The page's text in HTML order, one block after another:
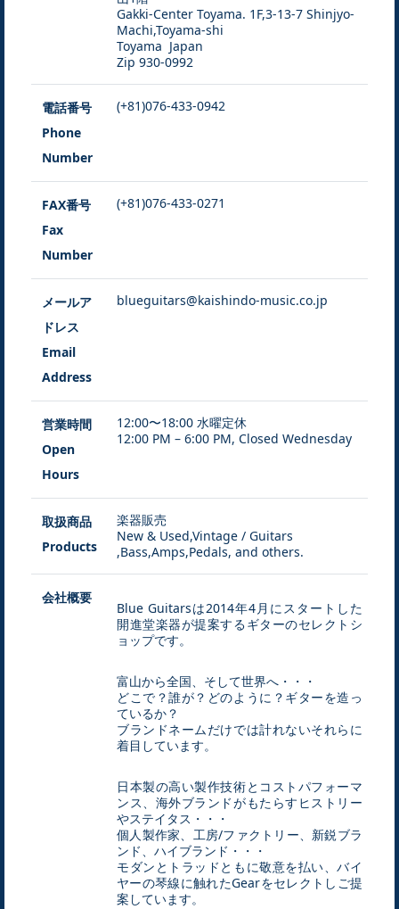
Gakki-Center Toyama. 1F,3-13-7 Shinjyo-
Machi,Toyama-shi
Toyama Japan
Zip 930-0992
電話番号
Phone
Number
(+81)076-433-0942
FAX番号
Fax
Number
(+81)076-433-0271
メールア
ドレス
Email
Address
blueguitars@kaishindo-music.co.jp
営業時間
Open
Hours
12:00〜18:00 水曜定休
12:00 PM – 6:00 PM, Closed Wednesday
取扱商品
Products
楽器販売
New & Used,Vintage / Guitars
,Bass,Amps,Pedals, and others.
会社概要
Blue Guitarsは2014年4月にスタートした
開進堂楽器が提案するギターのセレクトシ
ョップです。
富山から全国、そして世界へ・・・
どこで？誰が？どのように？ギターを造っ
ているか？
ブランドネームだけでは計れないそれらに
着目しています。
日本製の高い製作技術とコストパフォーマ
ンス、海外ブランドがもたらすヒストリー
やステイタス・・・
個人製作家、工房/ファクトリー、新鋭ブラ
ンド、ハイブランド・・・
モダンとトラッドともに敬意を払い、バイ
ヤーの琴線に触れたGearをセレクトしご提
案しています。